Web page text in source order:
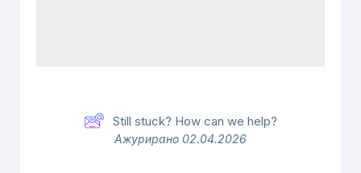
Still stuck? How can we help?
Ажурирано 02.04.2026